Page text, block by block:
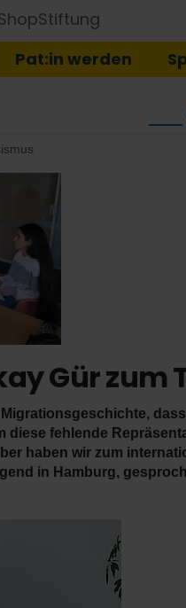
Pat:in werden
Stiftung
Gür zum
diese fehlende
haben wir zum
in Hamburg,